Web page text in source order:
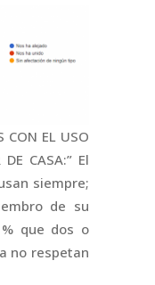
CON EL USO
DE CASA:” El
siempre;
de su
que dos o
no respetan